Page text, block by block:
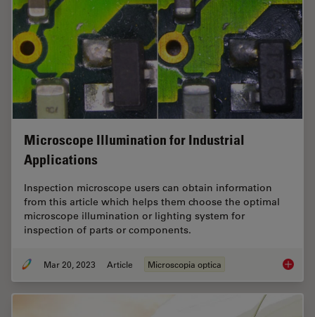
Microscope Illumination for Industrial
Applications
Inspection microscope users can obtain information
from this article which helps them choose the optimal
microscope illumination or lighting system for
inspection of parts or components.
Mar 20, 2023 Article Microscopia optica